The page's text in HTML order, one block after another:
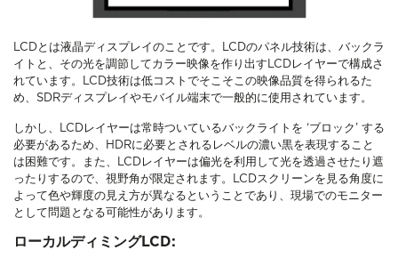
LCDとは液晶ディスプレイのことです。LCDのパネル技術は、バックラ
イトと、その光を調節してカラー映像を作り出すLCDレイヤーで構成さ
れています。LCD技術は低コストでそこそこの映像品質を得られるた
め、SDRディスプレイやモバイル端末で一般的に使用されています。
しかし、LCDレイヤーは常時ついているバックライトを ‘ブロック’ する
必要があるため、HDRに必要とされるレベルの濃い黒を表現すること
は困難です。また、LCDレイヤーは偏光を利用して光を透過させたり遮
ったりするので、視野角が限定されます。LCDスクリーンを見る角度に
よって色や輝度の見え方が異なるということであり、現場でのモニター
として問題となる可能性があります。
ローカルディミングLCD: